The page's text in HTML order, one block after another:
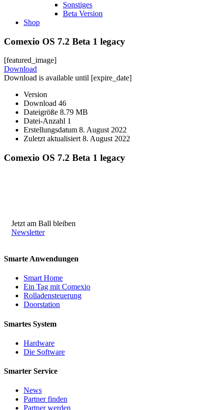
Sonstiges
Beta Version
Shop
Comexio OS 7.2 Beta 1 legacy
[featured_image]
Download
Download is available until [expire_date]
Version
Download 46
Dateigröße 8.79 MB
Datei-Anzahl 1
Erstellungsdatum 8. August 2022
Zuletzt aktualisiert8. August 2022
Comexio OS 7.2 Beta 1 legacy
Jetzt am Ball bleiben
Newsletter
Smarte Anwendungen
Smart Home
Ein Tag mit Comexio
Rolladensteuerung
Doorstation
Smartes System
Hardware
Die Software
Smarter Service
News
Partner finden
Partner werden